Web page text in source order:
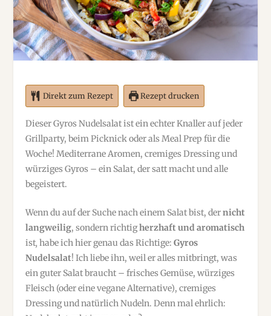
Direkt zum Rezept Rezept drucken
Dieser Gyros Nudelsalat ist ein echter Knaller auf jeder
Grillparty, beim Picknick oder als Meal Prep für die
Woche! Mediterrane Aromen, cremiges Dressing und
würziges Gyros – ein Salat, der satt macht und alle
begeistert.
Wenn du auf der Suche nach einem Salat bist, dernicht
langweilig, sondern richtigherzhaft und aromatisch
ist,habe ich hier genau das Richtige:Gyros
Nudelsalat! Ich liebe ihn, weil er alles mitbringt, was
ein guter Salat braucht – frisches Gemüse, würziges
Fleisch (oder eine vegane Alternative), cremiges
Dressing und natürlich Nudeln. Denn mal ehrlich: